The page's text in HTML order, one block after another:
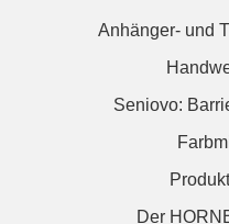
Anhänger- und
Seniovo:
Der